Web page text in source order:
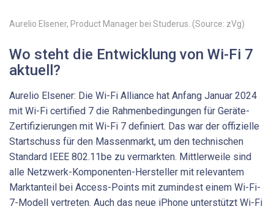
Aurelio ­Elsener, Product ­Manager bei Studerus. (Source: zVg)
Wo steht die Entwicklung von Wi-Fi 7
aktuell?
Aurelio Elsener: Die Wi-Fi Alliance hat Anfang Januar 2024
mit Wi-Fi certified 7 die Rahmenbedingungen für Geräte-
Zertifizierungen mit Wi-Fi 7 definiert. Das war der offizielle
Startschuss für den Massenmarkt, um den technischen
Standard IEEE 802.11be zu vermarkten. Mittlerweile sind
alle Netzwerk-Komponenten-Hersteller mit relevantem
Marktanteil bei Access-Points mit zumindest einem Wi-Fi-
7-Modell vertreten. Auch das neue iPhone unterstützt Wi-Fi